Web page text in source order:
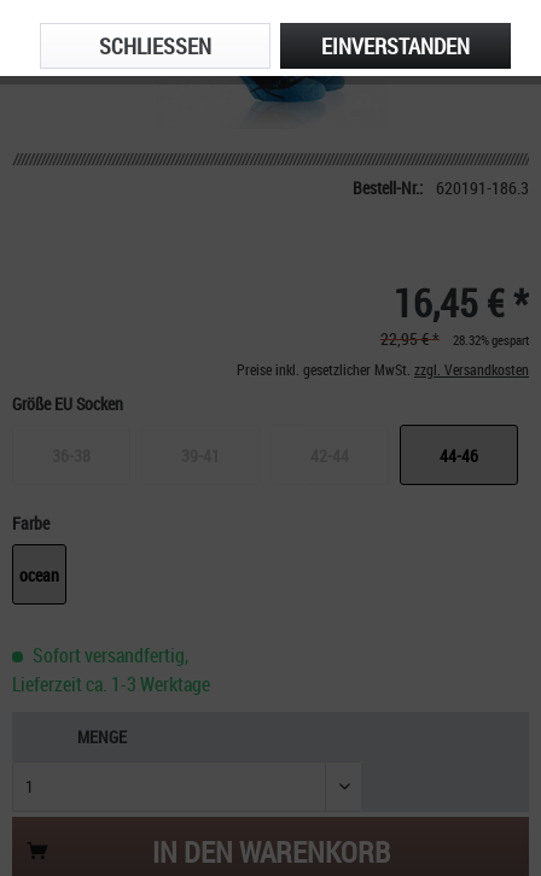
Bestell-Nr.: 620191-186.3
16,45 € *
22,95 € * 28.32% gespart
Preise inkl. gesetzlicher MwSt. zzgl. Versandkosten
Größe EU Socken
44-46
Farbe
ocean
Sofort versandfertig,
Lieferzeit ca. 1-3 Werktage
MENGE
IN DENWARENKORB
EINVERSTANDEN
SCHLIESSEN